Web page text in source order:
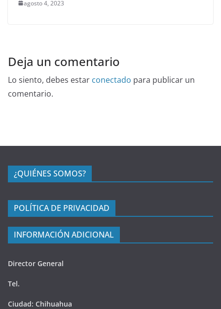
agosto 4, 2023
Deja un comentario
Lo siento, debes estar conectado para publicar un
comentario.
¿QUIÉNES SOMOS?
POLÍTICA DE PRIVACIDAD
INFORMACIÓN ADICIONAL
Director General
Tel.
Ciudad: Chihuahua